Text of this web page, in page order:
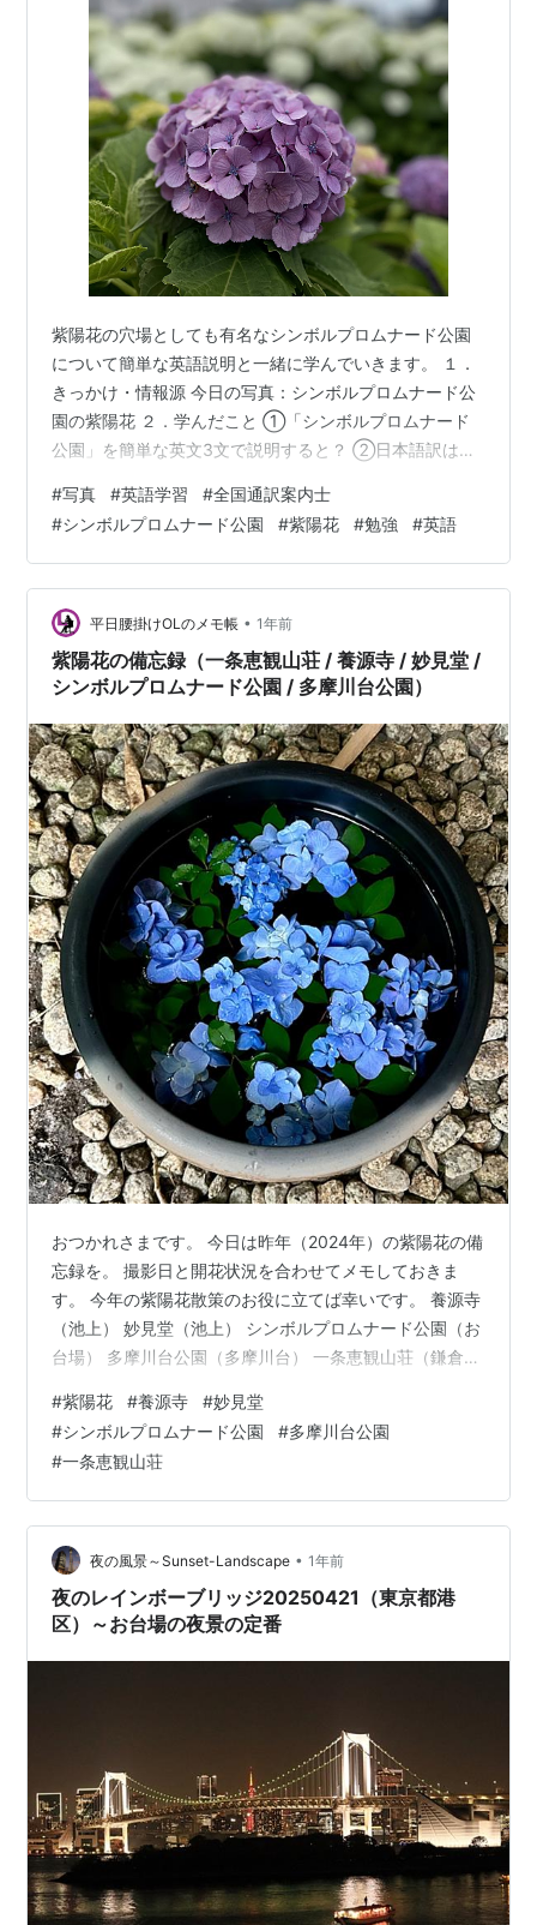
紫陽花の穴場としても有名なシンボルプロムナード公園
について簡単な英語説明と一緒に学んでいきます。 １．
きっかけ・情報源 今日の写真：シンボルプロムナード公
園の紫陽花 ２．学んだこと ①「シンボルプロムナード
公園」を簡単な英文3文で説明すると？ ②日本語訳は？
情報 ・紫陽花 ３．コメントと参考英語動画 ４．全国通
訳案内士試験問題 ５．ブログ内リンク（トップページ含
む） １．きっかけ・情報源 今年は、手元にある写真や本
からも日本を英語と一緒に学んでいきます。 今回の写真
は、紫陽花。 シンボルプロムナード公園は紫陽花で有名
です。 今日は、シンボルプ…
#写真 #英語学習 #全国通訳案内士
#シンボルプロムナード公園 #紫陽花 #勉強 #英語
平日腰掛けOLのメモ帳 • 1年前
紫陽花の備忘録（一条恵観山荘 / 養源寺 / 妙見堂 /
シンボルプロムナード公園 / 多摩川台公園）
おつかれさまです。 今日は昨年（2024年）の紫陽花の備
忘録を。 撮影日と開花状況を合わせてメモしておきま
す。 今年の紫陽花散策のお役に立てば幸いです。 養源寺
（池上） 妙見堂（池上） シンボルプロムナード公園（お
台場） 多摩川台公園（多摩川台） 一条恵観山荘（鎌倉）
上） 「養源寺」は池上七福神の一つである「恵比寿天」
が祀られているお寺。 6月になると紫陽花が咲き誇る裏
山の石段は『紫陽花ロード』と呼ばれています。 通勤時
は駅の階段を一段飛ばしで軽快に駆け上がる私ですが、
ここでは一段一段ゆっくり上がります。 撮影日は2024年
6月10日。 階…
#紫陽花 #養源寺 #妙見堂
#シンボルプロムナード公園 #多摩川台公園
#一条恵観山荘
夜の風景～Sunset-Landscape • 1年前
夜のレインボーブリッジ20250421（東京都港
区）～お台場の夜景の定番